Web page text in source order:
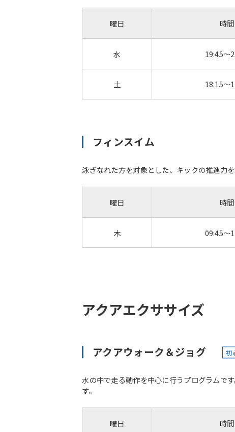
曜日
水
時間
19:45～
土 18:15～
フィンスイム
泳ぎなれた方を対象とした、キックの推進力
曜日
木
時間
09:45～
アクアエクササイズ
アクアウォーク＆ジョグ 初
水の中で走る動作を中心に行うプログラムで
す。
曜日 時間